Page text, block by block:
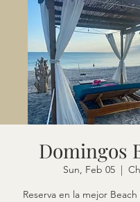
Domingos
Sun, Feb 05
  |
Reserva en la mejor